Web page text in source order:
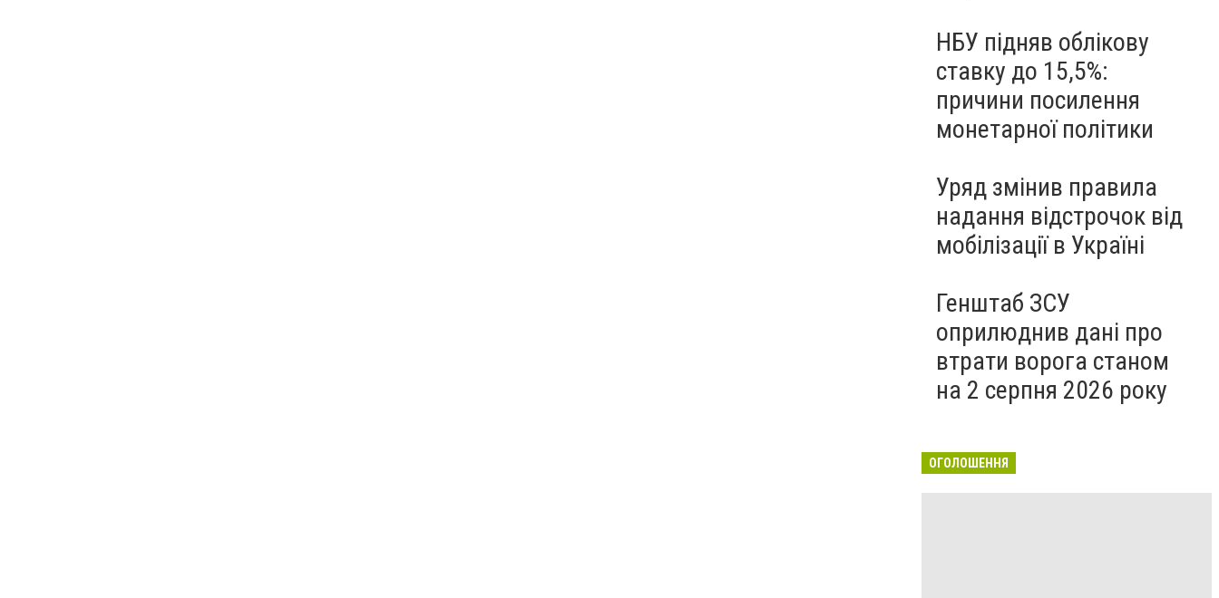
НБУ підняв облікову
ставку до 15,5%:
причини посилення
монетарної політики
Уряд змінив правила
надання відстрочок від
мобілізації в Україні
Генштаб ЗСУ
оприлюднив дані про
втрати ворога станом
на 2 серпня 2026 року
ОГОЛОШЕННЯ